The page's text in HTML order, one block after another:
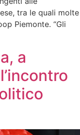
tra le quali molte
Piemonte. “Gli
a